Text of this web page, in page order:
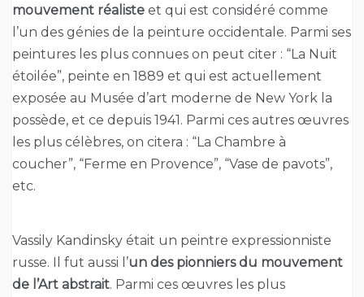
mouvement réaliste et qui est considéré comme
l’un des génies de la peinture occidentale. Parmi ses
peintures les plus connues on peut citer : “La Nuit
étoilée”, peinte en 1889 et qui est actuellement
exposée au Musée d’art moderne de New York la
possède, et ce depuis 1941. Parmi ces autres œuvres
les plus célèbres, on citera : “La Chambre à
coucher”, “Ferme en Provence”, “Vase de pavots”,
etc.
Vassily Kandinsky était un peintre expressionniste
russe. Il fut aussi l’un des pionniers du mouvement
de l’Art abstrait. Parmi ces œuvres les plus